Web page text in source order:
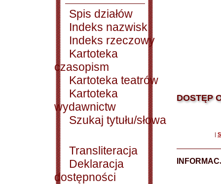
Spis działów
Indeks nazwisk
Indeks rzeczowy
Kartoteka
czasopism
Kartoteka teatrów
Kartoteka
wydawnictw
Szukaj tytułu/słowa
Transliteracja
Deklaracja
dostępności
DOSTĘP
|